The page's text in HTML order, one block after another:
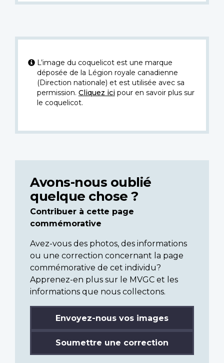
L’image du coquelicot est une marque
déposée de la Légion royale canadienne
(Direction nationale) et est utilisée avec sa
permission. Cliquez icipour en savoir plus sur
le coquelicot.
Avons-nous oublié
quelque chose ?
Contribuer à cette page
commémorative
Avez-vous des photos, des informations
ou une correction concernant la page
commémorative de cet individu?
Apprenez-en plus sur le MVGC et les
informations que nous collectons.
Envoyez-nous vos images
Soumettre une correction